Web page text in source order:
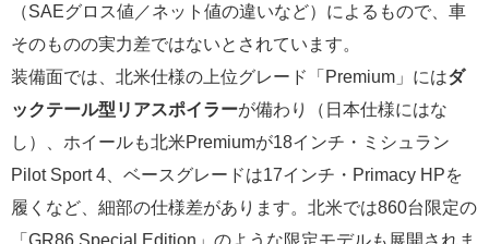
（SAEグロス値／ネット値の違いなど）によるもので、車
そのものの実力差ではないとされています。
装備面では、北米仕様の上位グレード「Premium」にはダ
ックテール型リアスポイラーが備わり（日本仕様にはな
し）、ホイールも北米Premiumが18インチ・ミシュラン
Pilot Sport 4、ベースグレードは17インチ・Primacy HPを
履くなど、細部の仕様差があります。北米では860台限定の
「GR86 Special Edition」のような限定モデルも展開されま